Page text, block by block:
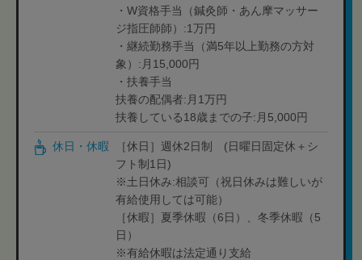
・W資格手当（鍼灸師・あん摩マッサー
ジ指圧師師）:1万円
・継続勤務手当（満5年以上勤務の方対
象）:月15,000円
・扶養手当
扶養の配偶者:月1万円
扶養している18歳までの子:月5,000円
休日・休暇
［休日］週休2日制 (日曜日固定休＋シ
フト制1日)
※土日休み:相談可（祝日休みは難しいが
有給使用しては可能）
［休暇］夏季休暇（6日）、冬季休暇（5
日）
※有給休暇は法定通り支給